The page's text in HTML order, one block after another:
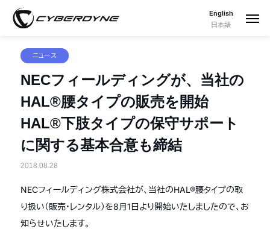
English
日本語
ニュース
NECフィールディングが、当社の
HAL®腰タイプの販売を開始
HAL®下肢タイプの保守サポート
に関する基本合意も締結
2018.08.28
NECフィールディング株式会社が、当社のHAL®腰タイプの取
り扱い（販売・レンタル）を8月1日より開始いたしましたので、お
知らせいたします。